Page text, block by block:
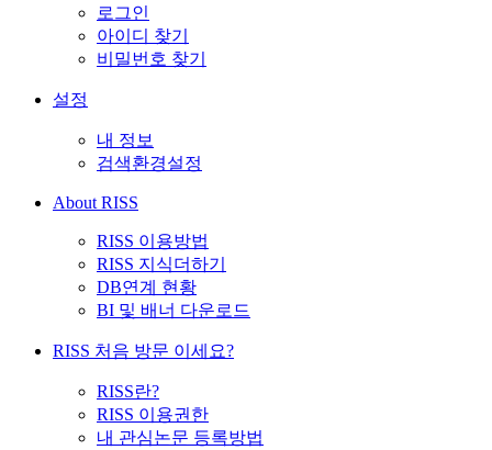
로그인
아이디 찾기
비밀번호 찾기
설정
내 정보
검색환경설정
About RISS
RISS 이용방법
RISS 지식더하기
DB연계 현황
BI 및 배너 다운로드
RISS 처음 방문 이세요?
RISS란?
RISS 이용권한
내 관심논문 등록방법